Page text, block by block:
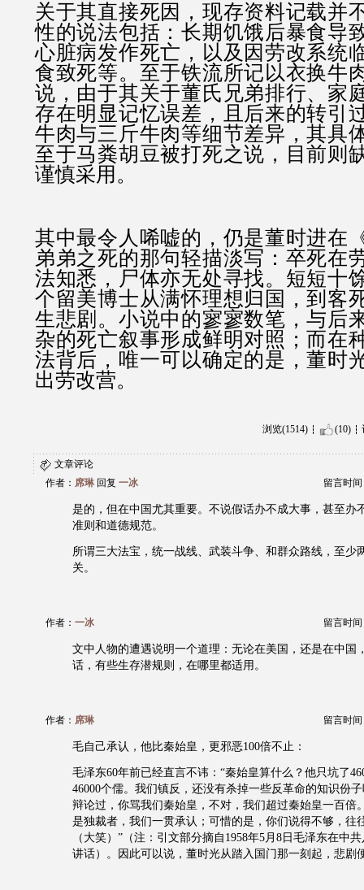
关于其直接死因，现存资料记载并
性的说法包括：长期饥饿后暴食导
心脏病发作死亡，以及因劳改系统
食致死等。至于铁流所记以衣换牛
说，由于其关于董氏兄弟排行、家
存在明显记忆误差，且后来的转引
牛肉与三斤牛肉等细节差异，其具
至于马粪胡豆被打死之说，目前则
谨慎采用。
其中最令人唏嘘的，仍是董时进在
弟弟之死的那句轻描淡写：卒死在
法知悉，尸体亦无处寻找。短短十
个留美博士从满怀理想归国，到客
生悲剧。小说中的寥寥数笔，与后
杂的死亡叙事形成鲜明对照；而在
法背后，唯一可以确定的是，董时
出劳改营。
浏览(1514) (10)
文章评论
作者： 席琳 回复 一冰 留言时间
是的，但在中国尤其重要。不说假话办不成大事，甚至办
准则和道德规范。
所谓三大法宝，统一战线、武装斗争、和群众路线，至少
关。
作者： 一冰 留言时间
文中人物的遭遇说明一个道理：无论在美国，还是在中国
话，有些生存潜规则，在哪里都适用。
作者： 席琳 留言时间
毛自己承认，他比秦始皇，更邪恶100倍不止：
毛泽东60年前已经直言不讳：“秦始皇算什么？他只坑了
46000个儒。我们镇反，还没有杀掉一些反革命的知识份
辩论过，你骂我们秦始皇，不对，我们超过秦始皇一百倍
是独裁者，我们一贯承认；可惜的是，你们说得不够，往
（大笑）”（注：引文部分摘自1958年5月8日毛泽东在中
讲话）。因此可以说，董时光从踏入国门那一刻起，悲剧